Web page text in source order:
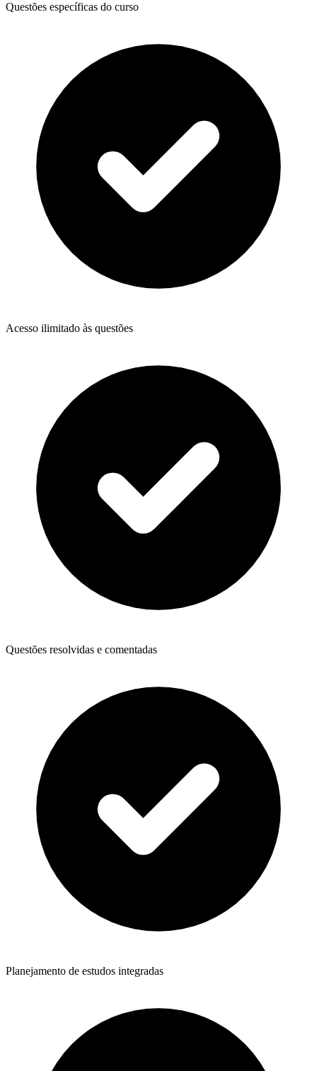
Questões específicas do curso
Acesso ilimitado às questões
Questões resolvidas e comentadas
Planejamento de estudos integradas